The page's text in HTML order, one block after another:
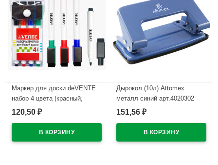
Маркер для доски deVENTE
набор 4 цвета (красный,
синий, черный, зеленый) 2мм
магнитом для крепления
арт.5040605 (Ст.4)
120,50 ₽
Дырокол (10л) Attomex
металл синий арт.4020302
В наличии
151,56 ₽